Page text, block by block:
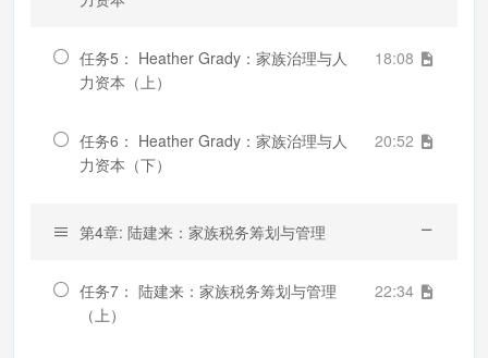
任务5： Heather Grady：家族治理与人
力资本（上）
18:08
任务6： Heather Grady：家族治理与人
力资本（下）
20:52
第4章: 陆建来：家族税务筹划与管理
任务7： 陆建来：家族税务筹划与管理
（上）
22:34